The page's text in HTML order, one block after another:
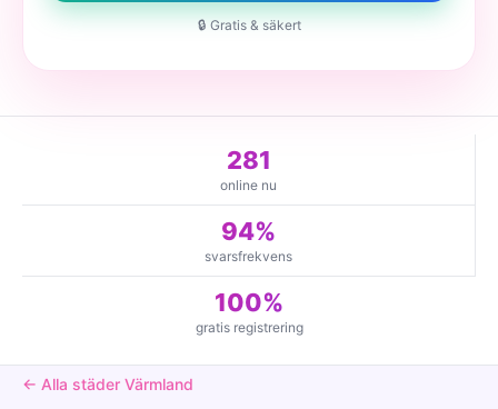
🔒 Gratis & säkert
281
online nu
94%
svarsfrekvens
100%
gratis registrering
← Alla städer Värmland